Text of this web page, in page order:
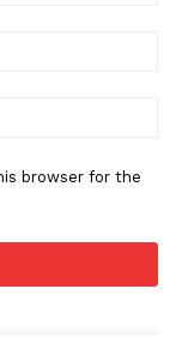
browser for the